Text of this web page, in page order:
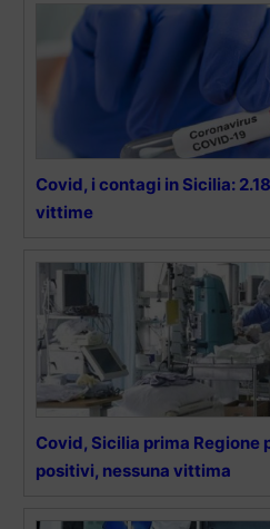
Covid, i contagi in Sicilia:
vittime
Covid, Sicilia prima Regione
positivi, nessuna vittima